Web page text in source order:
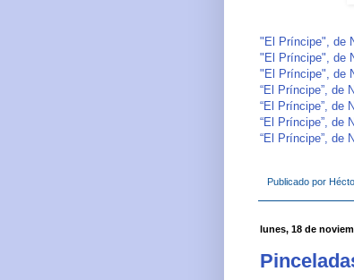
"El Príncipe", de
"El Príncipe", de
"El Príncipe", de
“El Príncipe”, de
“El Príncipe”, de
“El Príncipe”, de
“El Príncipe”, de
Publicado por
lunes, 18 de